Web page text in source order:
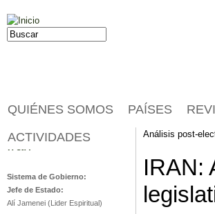
Jump to navigation
Formulario de búsqueda
Buscar
Análisis post-
IRAN:
QUIÉNES SOMOS PAÍSES
ACTIVIDADES
Irán
Sistema de Gobierno:
Jefe de Estado:
Alí Jamenei (Lider Espiritual)